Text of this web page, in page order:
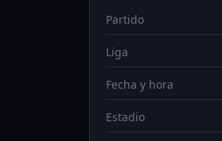
Partido
Liga
Fecha y hora
Estadio